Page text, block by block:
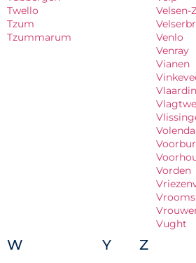
Twello
Tzum
Tzummarum
Velsen-
Venlo
Venray
Vianen
Vorden
Vught
W Y Z